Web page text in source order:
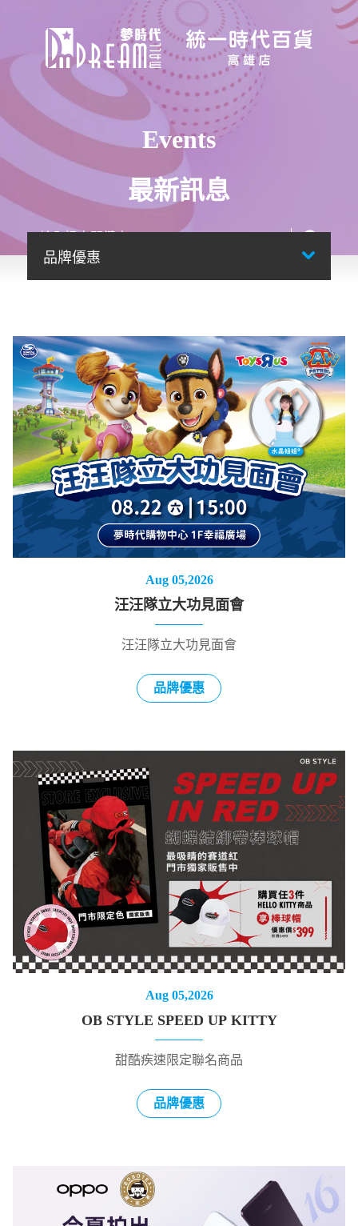
Events
最新訊息
首頁 最新訊息 搜尋結果
品牌優惠
Aug 05,2026
汪汪隊立大功見面會
汪汪隊立大功見面會
品牌優惠
Aug 05,2026
OB STYLE SPEED UP KITTY
甜酷疾速限定聯名商品
品牌優惠